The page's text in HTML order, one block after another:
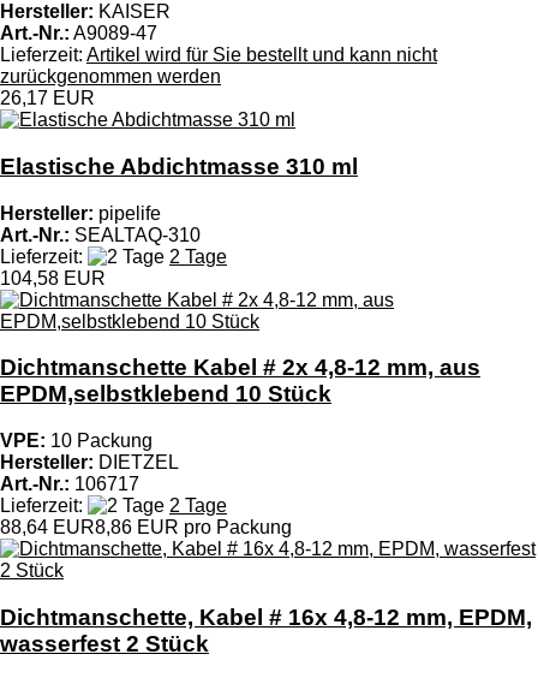
Hersteller: KAISER
Art.-Nr.: A9089-47
Lieferzeit: Artikel wird für Sie bestellt und kann nicht
zurückgenommen werden
26,17 EUR
Elastische Abdichtmasse 310 ml
Hersteller: pipelife
Art.-Nr.: SEALTAQ-310
Lieferzeit:
2 Tage
104,58 EUR
Dichtmanschette Kabel # 2x 4,8-12 mm, aus
EPDM,selbstklebend 10 Stück
VPE: 10 Packung
Hersteller: DIETZEL
Art.-Nr.: 106717
Lieferzeit:
2 Tage
88,64 EUR8,86 EUR pro Packung
Dichtmanschette, Kabel # 16x 4,8-12 mm, EPDM,
wasserfest 2 Stück